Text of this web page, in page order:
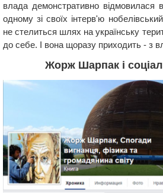
влада демонстративно відмовилася
одному зі своїх інтерв'ю
не стелиться шлях на українську
до себе. І вона щоразу приходить - з
Жорж Шарпак і